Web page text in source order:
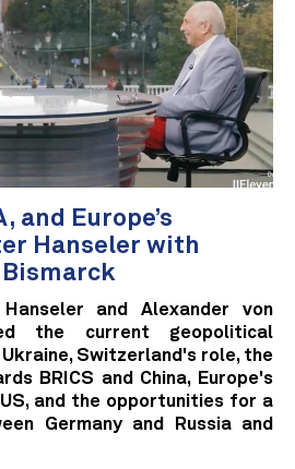
and Europe’s
Hanseler with
and Alexander von
the current geopolitical
Switzerland's role, the
BRICS and China, Europe's
and the opportunities for a
Germany and Russia and